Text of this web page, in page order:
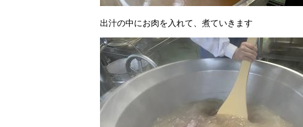
出汁の中にお肉を入れて、煮ていきます